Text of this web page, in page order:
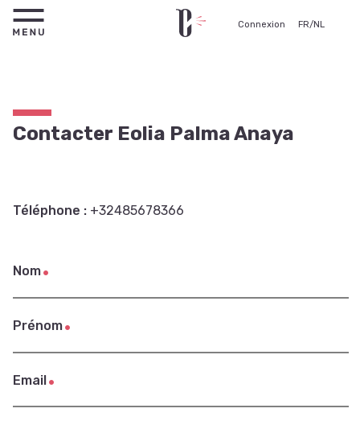
Connexion FR/NL
Contacter Eolia Palma Anaya
Téléphone : +32485678366
Nom
Prénom
Email